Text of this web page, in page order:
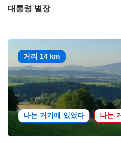
대통령 별장
거리 14 km
나는 거기에 있었다 나는